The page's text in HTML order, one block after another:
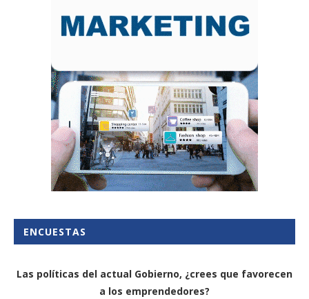
ENCUESTAS
Las políticas del actual Gobierno, ¿crees que favorecen
a los emprendedores?